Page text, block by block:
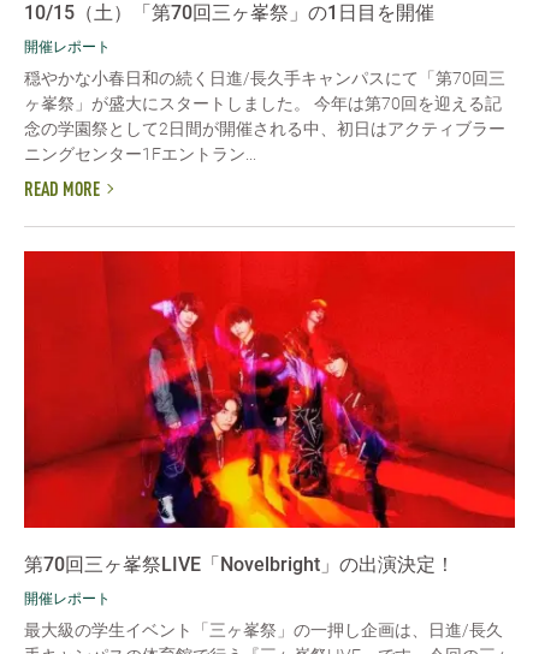
10/15（土）「第70回三ヶ峯祭」の1日目を開催
開催レポート
穏やかな小春日和の続く日進/長久手キャンパスにて「第70回三
ヶ峯祭」が盛大にスタートしました。 今年は第70回を迎える記
念の学園祭として2日間が開催される中、初日はアクティブラー
ニングセンター1Fエントラン...
READ MORE
第70回三ヶ峯祭LIVE「Novelbright」の出演決定！
開催レポート
最大級の学生イベント「三ヶ峯祭」の一押し企画は、日進/長久